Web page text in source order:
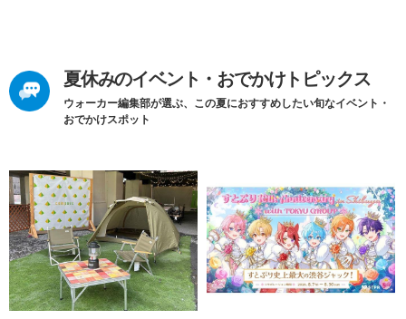
夏休みのイベント・おでかけトピックス
ウォーカー編集部が選ぶ、この夏におすすめしたい旬なイベント・
おでかけスポット